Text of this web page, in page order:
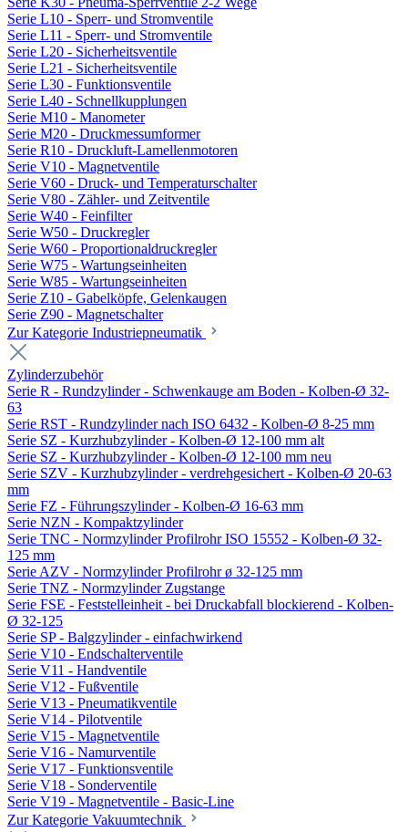
Serie L10 - Sperr- und Stromventile
Serie L11 - Sperr- und Stromventile
Serie L20 - Sicherheitsventile
Serie L21 - Sicherheitsventile
Serie L30 - Funktionsventile
Serie L40 - Schnellkupplungen
Serie M10 - Manometer
Serie M20 - Druckmessumformer
Serie R10 - Druckluft-Lamellenmotoren
Serie V10 - Magnetventile
Serie V60 - Druck- und Temperaturschalter
Serie V80 - Zähler- und Zeitventile
Serie W40 - Feinfilter
Serie W50 - Druckregler
Serie W60 - Proportionaldruckregler
Serie W75 - Wartungseinheiten
Serie W85 - Wartungseinheiten
Serie Z10 - Gabelköpfe, Gelenkaugen
Serie Z90 - Magnetschalter
Zur Kategorie Industriepneumatik
Zylinderzubehör
Serie R - Rundzylinder - Schwenkauge am Boden - Kolben-Ø 32-
63
Serie RST - Rundzylinder nach ISO 6432 - Kolben-Ø 8-25 mm
Serie SZ - Kurzhubzylinder - Kolben-Ø 12-100 mm alt
Serie SZ - Kurzhubzylinder - Kolben-Ø 12-100 mm neu
Serie SZV - Kurzhubzylinder - verdrehgesichert - Kolben-Ø 20-63
mm
Serie FZ - Führungszylinder - Kolben-Ø 16-63 mm
Serie NZN - Kompaktzylinder
Serie TNC - Normzylinder Profilrohr ISO 15552 - Kolben-Ø 32-
125 mm
Serie AZV - Normzylinder Profilrohr ø 32-125 mm
Serie TNZ - Normzylinder Zugstange
Serie FSE - Feststelleinheit - bei Druckabfall blockierend - Kolben-
Ø 32-125
Serie SP - Balgzylinder - einfachwirkend
Serie V10 - Endschalterventile
Serie V11 - Handventile
Serie V12 - Fußventile
Serie V13 - Pneumatikventile
Serie V14 - Pilotventile
Serie V15 - Magnetventile
Serie V16 - Namurventile
Serie V17 - Funktionsventile
Serie V18 - Sonderventile
Serie V19 - Magnetventile - Basic-Line
Zur Kategorie Vakuumtechnik